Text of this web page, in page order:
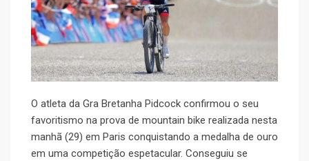
O atleta da Gra Bretanha Pidcock confirmou o seu
favoritismo na prova de mountain bike realizada nesta
manhã (29) em Paris conquistando a medalha de ouro
em uma competição espetacular. Conseguiu se